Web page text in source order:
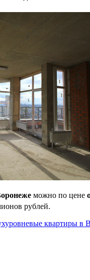
можно по цене
рублей.
квартиры в